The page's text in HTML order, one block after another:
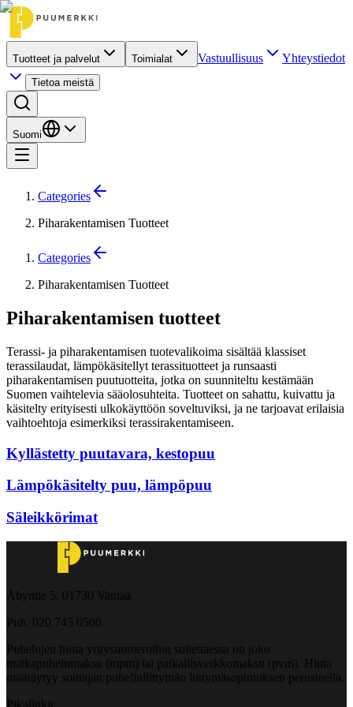
Tuotteet ja palvelut Toimialat Vastuullisuus Yhteystiedot
Tietoa meistä
Suomi
Categories
Piharakentamisen Tuotteet
Categories
Piharakentamisen Tuotteet
Piharakentamisen tuotteet
Terassi- ja piharakentamisen tuotevalikoima sisältää klassiset
terassilaudat, lämpökäsitellyt terassituotteet ja runsaasti
piharakentamisen puutuotteita, jotka on suunniteltu kestämään
Suomen vaihtelevia sääolosuhteita. Tuotteet on sahattu, kuivattu ja
käsitelty erityisesti ulkokäyttöön soveltuviksi, ja ne tarjoavat erilaisia
vaihtoehtoja esimerkiksi terassirakentamiseen.
Kyllästetty puutavara, kestopuu
Lämpökäsitelty puu, lämpöpuu
Säleikkörimat
Åbyntie 5, 01730 Vantaa
Puh. 020 745 0500
Puhelujen hinta yritysnumeroihin soitettaessa on joko
matkapuhelumaksu (mpm) tai paikallisverkkomaksu (pvm). Hinta
määräytyy soittajan puhelinliittymän liittymäsopimuksen perusteella.
Pikalinkit